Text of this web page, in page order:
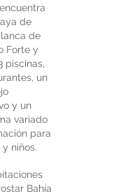
de
de
Forte y
piscinas,
un
y un
variado
para
niños.
Bahía